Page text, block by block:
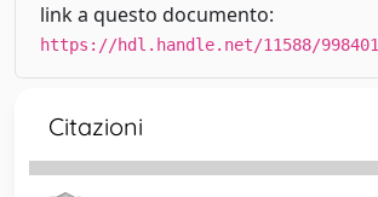
link a questo documento:
https://hdl.handle.net/11588/998401
Citazioni